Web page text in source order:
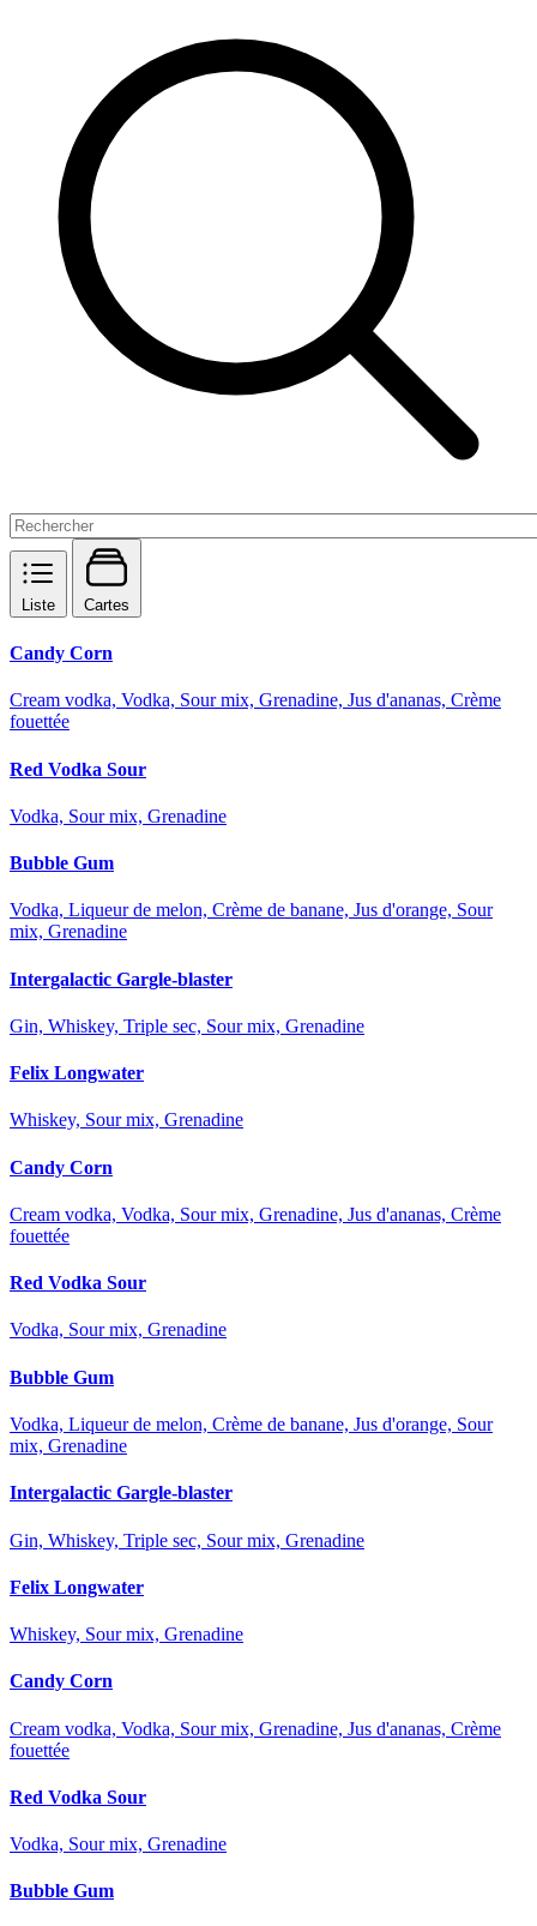
Liste Cartes
Candy Corn
Cream vodka, Vodka, Sour mix, Grenadine, Jus d'ananas, Crème
fouettée
Red Vodka Sour
Vodka, Sour mix, Grenadine
Bubble Gum
Vodka, Liqueur de melon, Crème de banane, Jus d'orange, Sour
mix, Grenadine
Intergalactic Gargle-blaster
Gin, Whiskey, Triple sec, Sour mix, Grenadine
Felix Longwater
Whiskey, Sour mix, Grenadine
Candy Corn
Cream vodka, Vodka, Sour mix, Grenadine, Jus d'ananas, Crème
fouettée
Red Vodka Sour
Vodka, Sour mix, Grenadine
Bubble Gum
Vodka, Liqueur de melon, Crème de banane, Jus d'orange, Sour
mix, Grenadine
Intergalactic Gargle-blaster
Gin, Whiskey, Triple sec, Sour mix, Grenadine
Felix Longwater
Whiskey, Sour mix, Grenadine
Candy Corn
Cream vodka, Vodka, Sour mix, Grenadine, Jus d'ananas, Crème
fouettée
Red Vodka Sour
Vodka, Sour mix, Grenadine
Bubble Gum